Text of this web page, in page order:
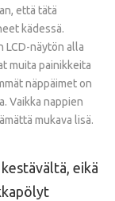
että tätä
kädessä.
LCD-näytön alla
muita painikkeita
näppäimet on
Vaikka nappien
mukava lisä.
eikä